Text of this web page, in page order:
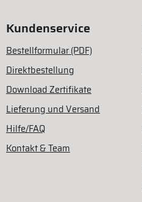
Kundenservice
Bestellformular (PDF)
Direktbestellung
Download Zertifikate
Lieferung und Versand
Hilfe/FAQ
Kontakt & Team